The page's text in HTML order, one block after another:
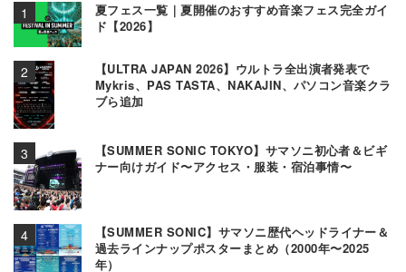
夏フェス一覧｜夏開催のおすすめ音楽フェス完全ガイ
ド【2026】
【ULTRA JAPAN 2026】ウルトラ全出演者発表で
Mykris、PAS TASTA、NAKAJIN、パソコン音楽クラ
ブら追加
【SUMMER SONIC TOKYO】サマソニ初心者＆ビギ
ナー向けガイド〜アクセス・服装・宿泊事情〜
【SUMMER SONIC】サマソニ歴代ヘッドライナー＆
過去ラインナップポスターまとめ（2000年〜2025
年）